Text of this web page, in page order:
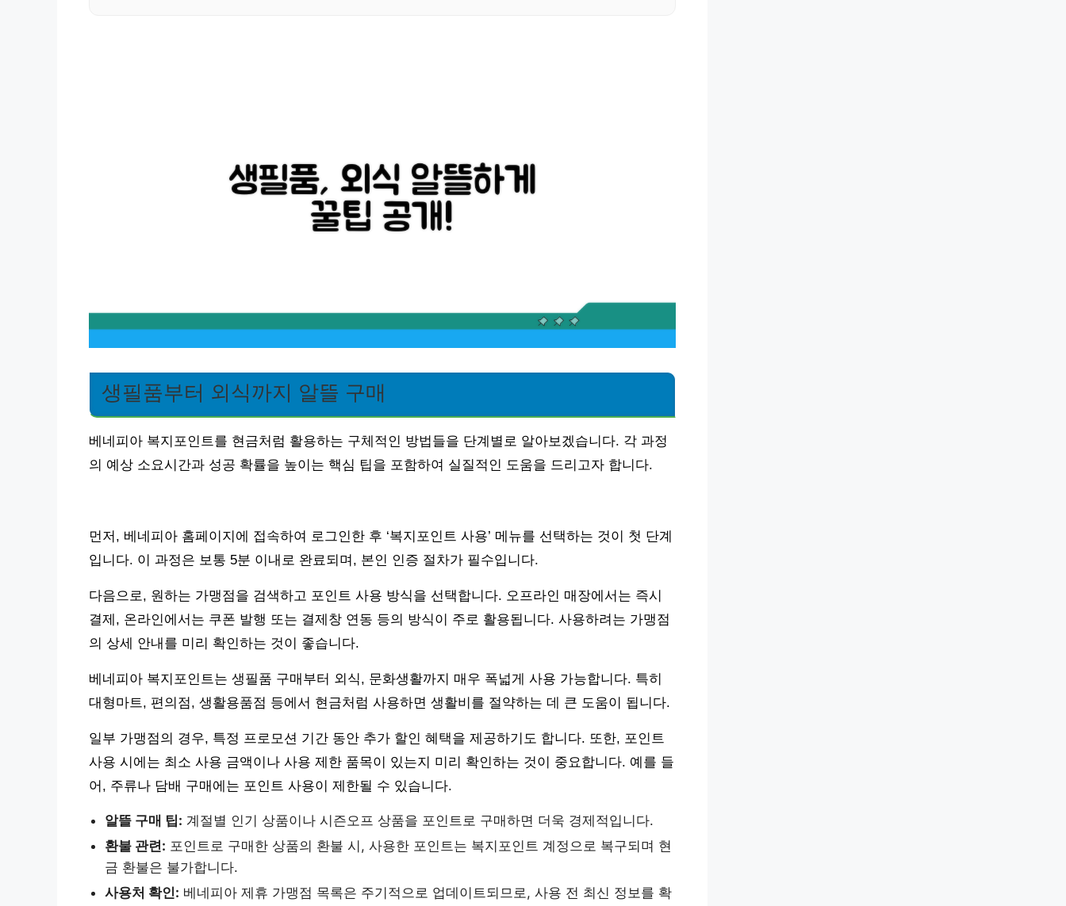
생필품부터 외식까지 알뜰 구매
베네피아 복지포인트를 현금처럼 활용하는 구체적인 방법들을 단계별로 알아보겠습니다. 각 과정
의 예상 소요시간과 성공 확률을 높이는 핵심 팁을 포함하여 실질적인 도움을 드리고자 합니다.
먼저, 베네피아 홈페이지에 접속하여 로그인한 후 ‘복지포인트 사용’ 메뉴를 선택하는 것이 첫 단계
입니다. 이 과정은 보통 5분 이내로 완료되며, 본인 인증 절차가 필수입니다.
다음으로, 원하는 가맹점을 검색하고 포인트 사용 방식을 선택합니다. 오프라인 매장에서는 즉시
결제, 온라인에서는 쿠폰 발행 또는 결제창 연동 등의 방식이 주로 활용됩니다. 사용하려는 가맹점
의 상세 안내를 미리 확인하는 것이 좋습니다.
베네피아 복지포인트는 생필품 구매부터 외식, 문화생활까지 매우 폭넓게 사용 가능합니다. 특히
대형마트, 편의점, 생활용품점 등에서 현금처럼 사용하면 생활비를 절약하는 데 큰 도움이 됩니다.
일부 가맹점의 경우, 특정 프로모션 기간 동안 추가 할인 혜택을 제공하기도 합니다. 또한, 포인트
사용 시에는 최소 사용 금액이나 사용 제한 품목이 있는지 미리 확인하는 것이 중요합니다. 예를 들
어, 주류나 담배 구매에는 포인트 사용이 제한될 수 있습니다.
알뜰 구매 팁: 계절별 인기 상품이나 시즌오프 상품을 포인트로 구매하면 더욱 경제적입니다.
환불 관련: 포인트로 구매한 상품의 환불 시, 사용한 포인트는 복지포인트 계정으로 복구되며 현
금 환불은 불가합니다.
사용처 확인: 베네피아 제휴 가맹점 목록은 주기적으로 업데이트되므로, 사용 전 최신 정보를 확